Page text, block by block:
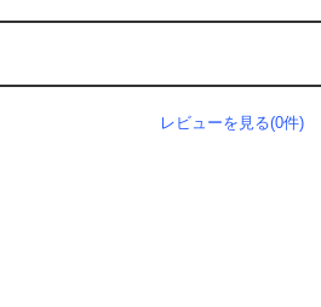
レビューを見る(0件)